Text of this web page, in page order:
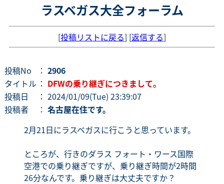
ラスベガス大全フォーラム
[投稿リストに戻る] [返信する]
投稿No ： 2906
タイトル ： DFWの乗り継ぎにつきまして。
投稿日
： 2024/01/09(Tue) 23:39:07
投稿者
： 名古屋在住です。
2月21日にラスベガスに行こうと思っています。
ところが、行きのダラス フォート・ワース国際
空港での乗り継ぎですが、乗り継ぎ時間が2時間
26分なんです。乗り継ぎは大丈夫ですか？